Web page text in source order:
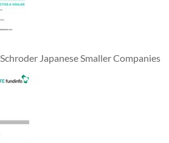
Japanese Smaller Companies